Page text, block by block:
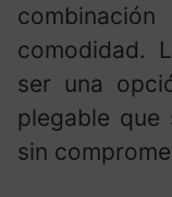
comodidad.
ser una
plegable
sin